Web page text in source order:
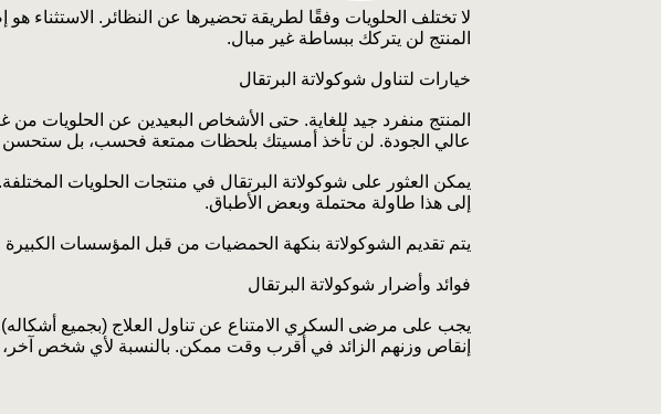
لا تختلف الحلويات وفقًا لطريقة تحضيرها عن النظائر.
المنتج لن يتركك ببساطة غير مبال.
خيارات لتناول شوكولاتة البرتقال
المنتج منفرد جيد للغاية. حتى الأشخاص البعيدين عن الحلويات من
عالي الجودة. لن تأخذ أمسيتك بلحظات ممتعة فحسب، بل ستحسن
يمكن العثور على شوكولاتة البرتقال في منتجات الحلويات
إلى هذا طاولة محتملة وبعض الأطباق.
يتم تقديم الشوكولاتة بنكهة الحمضيات من قبل المؤسسات
فوائد وأضرار شوكولاتة البرتقال
يجب على مرضى السكري الامتناع عن تناول العلاج (بجميع
إنقاص وزنهم الزائد في أقرب وقت ممكن. بالنسبة لأي شخص آخر،